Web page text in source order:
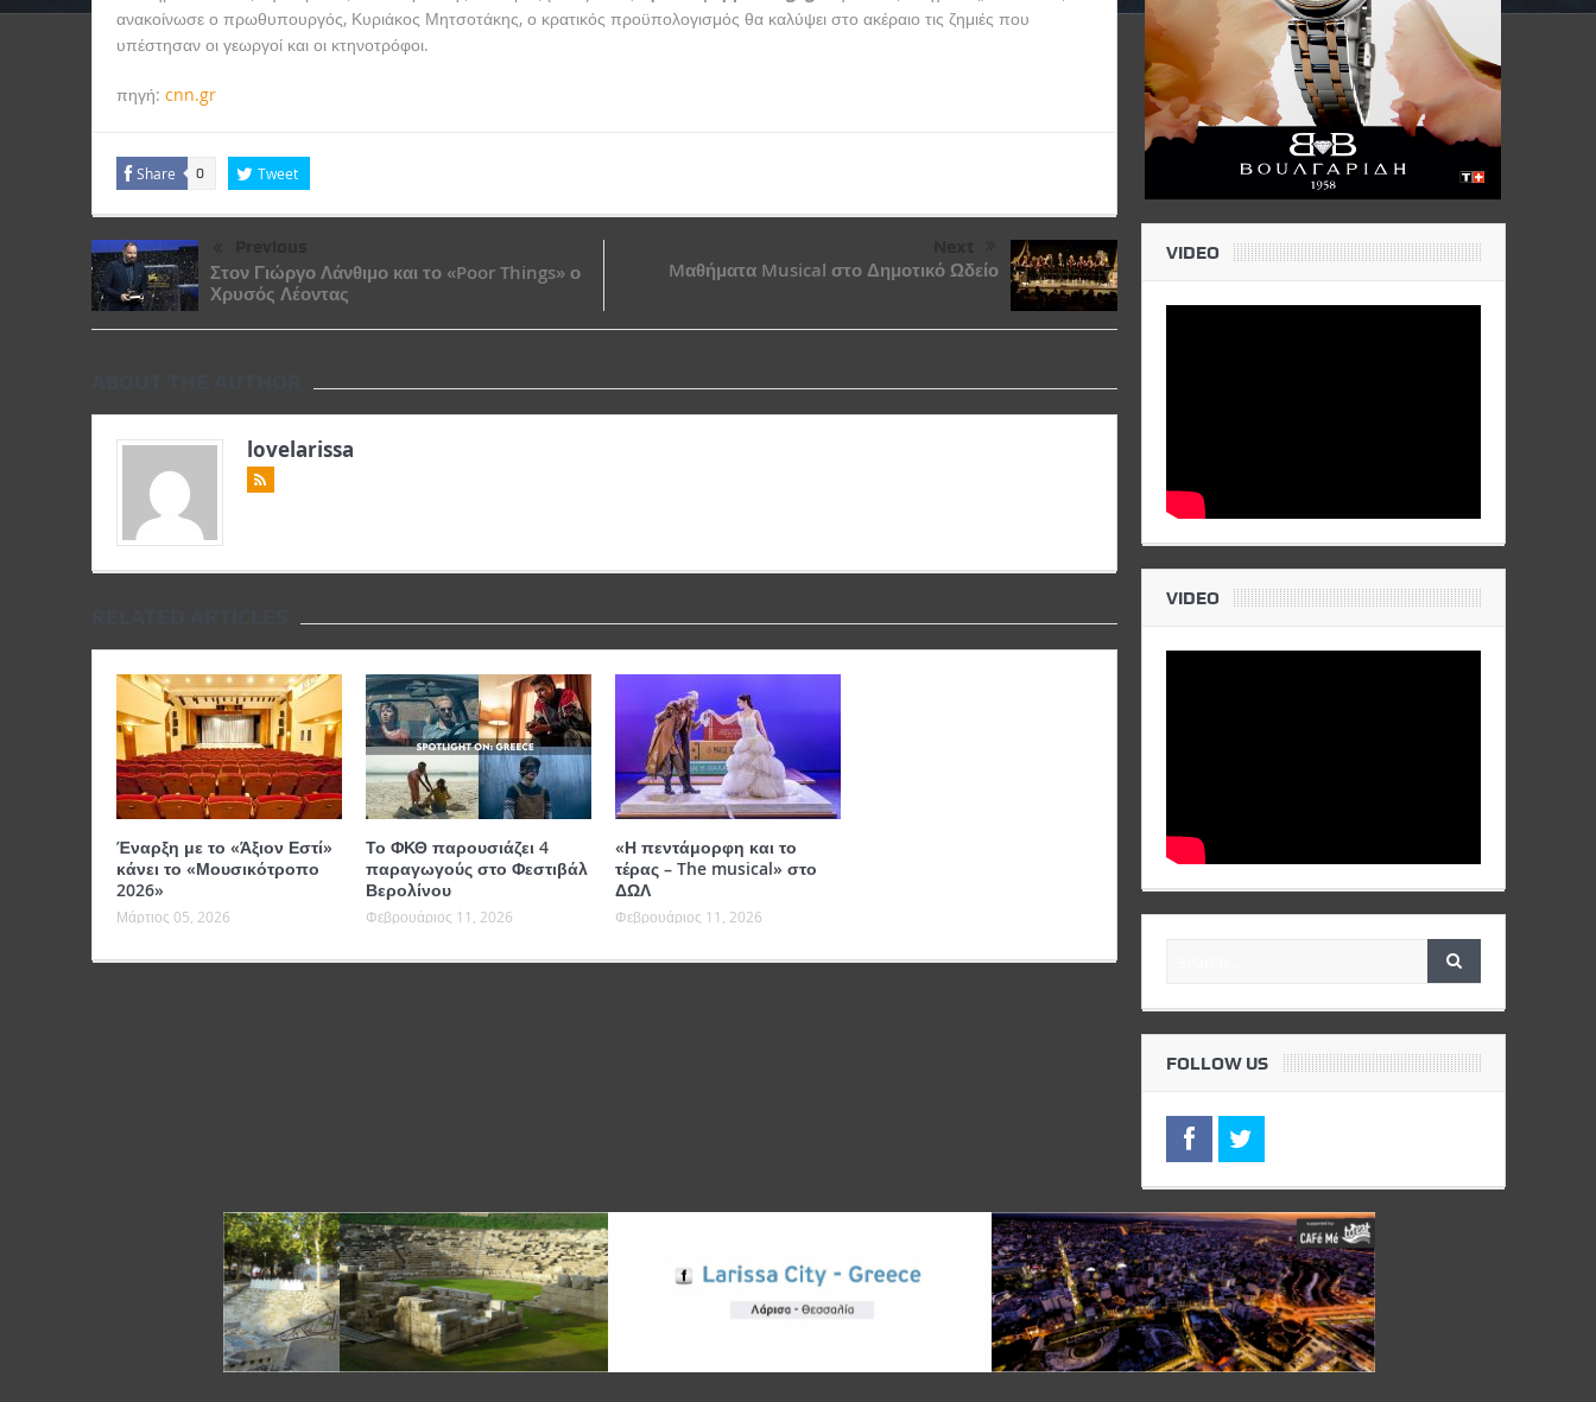
ανακοίνωσε ο πρωθυπουργός, Κυριάκος Μητσοτάκης, ο κρατικός προϋπολογισμός θα καλύψει στο ακέραιο τις ζημιές που
υπέστησαν οι γεωργοί και οι κτηνοτρόφοι.
πηγή: cnn.gr
Share 0 Tweet
Στον Γιώργο Λάνθιμο και το «Poor Things» ο
Χρυσός Λέοντας
Mαθήματα Musical στο Δημοτικό Ωδείο
lovelarissa
Έναρξη με το «Άξιον Εστί»
κάνει το «Μουσικότροπο
2026»
Μάρτιος 05, 2026
Το ΦΚΘ παρουσιάζει 4
παραγωγούς στο Φεστιβάλ
Βερολίνου
Φεβρουάριος 11, 2026
«Η πεντάμορφη και το
τέρας – The musical» στο
ΔΩΛ
Φεβρουάριος 11, 2026
VIDEO
VIDEO
FOLLOW US